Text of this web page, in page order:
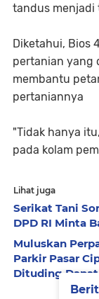
tandus menjadi
Diketahui, Bios
pertanian yang
membantu
pertaniannya
"Tidak hanya
pada kolam
Lihat juga
Serikat Tani
DPD RI Minta
Muluskan
Parkir Pasar
Dituding Dapat